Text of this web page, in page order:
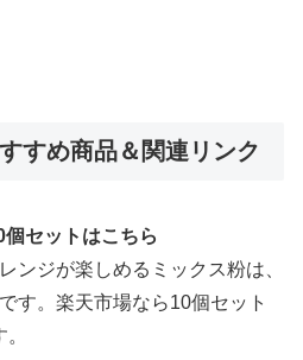
すめ商品＆関連リンク
セットはこちら
ンジが楽しめるミックス粉は、
す。楽天市場なら10個セット